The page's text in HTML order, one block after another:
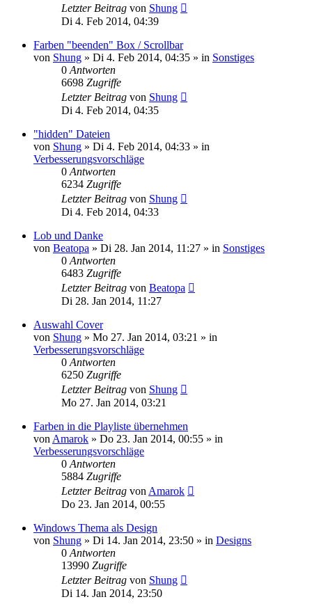
Letzter Beitrag von Shung
Di 4. Feb 2014, 04:39
Farben "beenden" Box / Scrollbar
von Shung » Di 4. Feb 2014, 04:35 » in Sonstiges
0 Antworten
6698 Zugriffe
Letzter Beitrag von Shung
Di 4. Feb 2014, 04:35
"hidden" Dateien
von Shung » Di 4. Feb 2014, 04:33 » in
Verbesserungsvorschläge
0 Antworten
6234 Zugriffe
Letzter Beitrag von Shung
Di 4. Feb 2014, 04:33
Lob und Danke
von Beatopa » Di 28. Jan 2014, 11:27 » in Sonstiges
0 Antworten
6483 Zugriffe
Letzter Beitrag von Beatopa
Di 28. Jan 2014, 11:27
Auswahl Cover
von Shung » Mo 27. Jan 2014, 03:21 » in
Verbesserungsvorschläge
0 Antworten
6250 Zugriffe
Letzter Beitrag von Shung
Mo 27. Jan 2014, 03:21
Farben in die Playliste übernehmen
von Amarok » Do 23. Jan 2014, 00:55 » in
Verbesserungsvorschläge
0 Antworten
5884 Zugriffe
Letzter Beitrag von Amarok
Do 23. Jan 2014, 00:55
Windows Thema als Design
von Shung » Di 14. Jan 2014, 23:50 » in Designs
0 Antworten
13990 Zugriffe
Letzter Beitrag von Shung
Di 14. Jan 2014, 23:50